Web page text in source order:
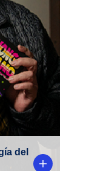
del
los
país.